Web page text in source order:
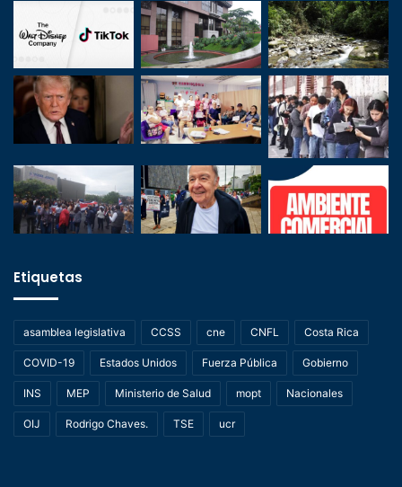
Etiquetas
asamblea legislativa CCSS cne CNFL Costa Rica
COVID-19 Estados Unidos Fuerza Pública Gobierno
INS MEP Ministerio de Salud mopt Nacionales
OIJ Rodrigo Chaves. TSE ucr